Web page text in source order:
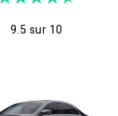
9.5 sur 10